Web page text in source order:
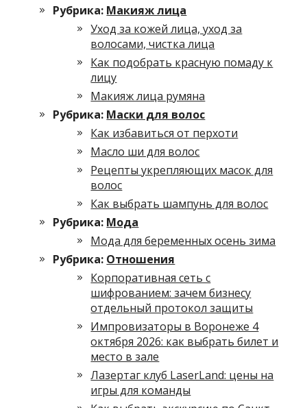
Рубрика: Макияж лица
Уход за кожей лица, уход за
волосами, чистка лица
Как подобрать красную помаду к
лицу
Макияж лица румяна
Рубрика: Маски для волос
Как избавиться от перхоти
Масло ши для волос
Рецепты укрепляющих масок для
волос
Как выбрать шампунь для волос
Рубрика: Мода
Мода для беременных осень зима
Рубрика: Отношения
Корпоративная сеть с
шифрованием: зачем бизнесу
отдельный протокол защиты
Импровизаторы в Воронеже 4
октября 2026: как выбрать билет и
место в зале
Лазертаг клуб LaserLand: цены на
игры для команды